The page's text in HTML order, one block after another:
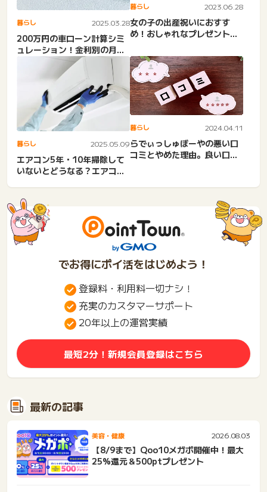
暮らし 2025.03.28
200万円の車ローン計算シミ
ュレーション！金利別の月々
利息（頭金50万・5年・...
暮らし 2023.06.28
女の子の出産祝いにおすす
め！おしゃれなプレゼント＆
暮らし 2025.05.09
エアコン5年・10年掃除して
いないとどうなる？エアコン
暮らし 2024.04.11
らでぃっしゅぼーやの悪い口
コミとやめた理由。良い口コ
でお得にポイ活をはじめよう！
登録料・利用料一切ナシ！
充実のカスタマーサポート
20年以上の運営実績
最短2分！新規会員登録はこちら
最新の記事
美容・健康 2026.08.03
【8/9まで】Qoo10メガポ開催中！最大
25%還元＆500ptプレゼント